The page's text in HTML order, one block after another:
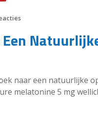
naar een natuurlijke
melatonine 5 mg